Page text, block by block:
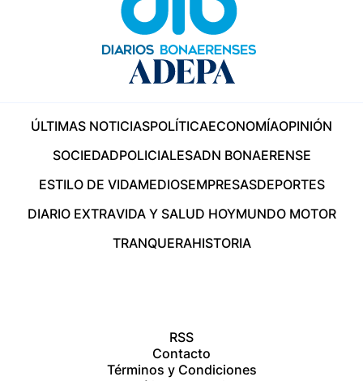
ÚLTIMAS NOTICIASPOLÍTICAECONOMÍAOPINIÓN
SOCIEDADPOLICIALESADN BONAERENSE
ESTILO DE VIDAMEDIOSEMPRESASDEPORTES
DIARIO EXTRAVIDA Y SALUD HOYMUNDO MOTOR
TRANQUERAHISTORIA
RSS
Contacto
Términos y Condiciones